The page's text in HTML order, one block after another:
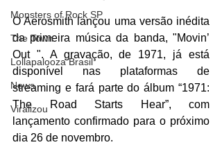
Monsters of Rock SP
The Town
Lollapalooza Brasil
News
Viralizou
O Aerosmith lançou uma versão inédita
da primeira música da banda, "Movin’
Out ". A gravação, de 1971, já está
disponível nas plataformas de
streaming e fará parte do álbum “1971:
The Road Starts Hear”, com
lançamento confirmado para o próximo
dia 26 de novembro.